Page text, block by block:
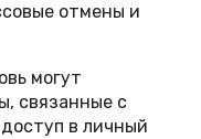
отмены и
могут
связанные с
в личный